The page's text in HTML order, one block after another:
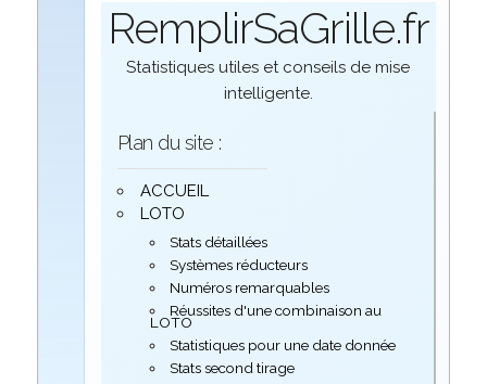
RemplirSaGrille.fr
Statistiques utiles et conseils de mise
intelligente.
Plan du site :
ACCUEIL
LOTO
Stats détaillées
Systèmes réducteurs
Numéros remarquables
Réussites d'une combinaison au
LOTO
Statistiques pour une date donnée
Stats second tirage